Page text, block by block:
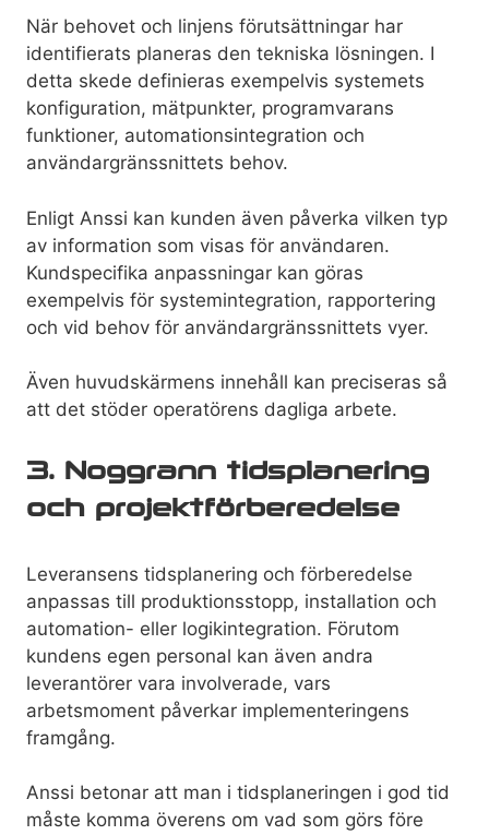
När behovet och linjens förutsättningar har
identifierats planeras den tekniska lösningen. I
detta skede definieras exempelvis systemets
konfiguration, mätpunkter, programvarans
funktioner, automationsintegration och
användargränssnittets behov.
Enligt Anssi kan kunden även påverka vilken typ
av information som visas för användaren.
Kundspecifika anpassningar kan göras
exempelvis för systemintegration, rapportering
och vid behov för användargränssnittets vyer.
Även huvudskärmens innehåll kan preciseras så
att det stöder operatörens dagliga arbete.
3. Noggrann tidsplanering
och projektförberedelse
Leveransens tidsplanering och förberedelse
anpassas till produktionsstopp, installation och
automation- eller logikintegration. Förutom
kundens egen personal kan även andra
leverantörer vara involverade, vars
arbetsmoment påverkar implementeringens
framgång.
Anssi betonar att man i tidsplaneringen i god tid
måste komma överens om vad som görs före